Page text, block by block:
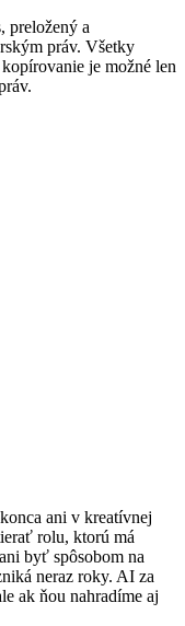
preložený a
práv. Všetky
je možné len
ani v kreatívnej
rolu, ktorú má
byť spôsobom na
neraz roky. AI za
ak ňou nahradíme aj